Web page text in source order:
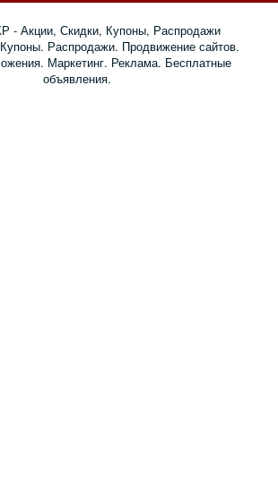
Распродажи. Продвижение сайтов.
Маркетинг. Реклама. Бесплатные
объявления.